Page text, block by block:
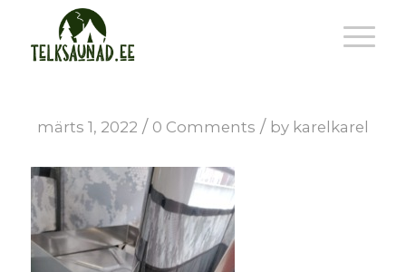
märts 1, 2022 / 0 Comments / by karelkarel